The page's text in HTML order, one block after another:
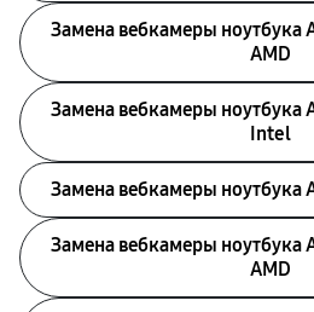
Замена вебкамеры ноутбука
AMD
Замена вебкамеры ноутбука
Intel
Замена вебкамеры ноутбука
Замена вебкамеры ноутбука
AMD